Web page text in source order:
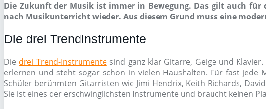
Die Zukunft der Musik ist immer in Bewegung. Das gilt auch für
nach Musikunterricht wieder. Aus diesem Grund muss eine
Die drei Trendinstrumente
Die drei Trend-Instrumentesind ganz klar Gitarre, Geige und Klavier.
erlernen und steht sogar schon in vielen Haushalten. Für fast jede
Schüler berühmten Gitarristen wie Jimi Hendrix, Keith Richards,
Sie ist eines der erschwinglichsten Instrumente und braucht keinen